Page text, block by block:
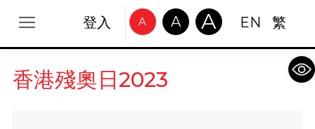
登入 A A A EN 繁
香港殘奧日2023